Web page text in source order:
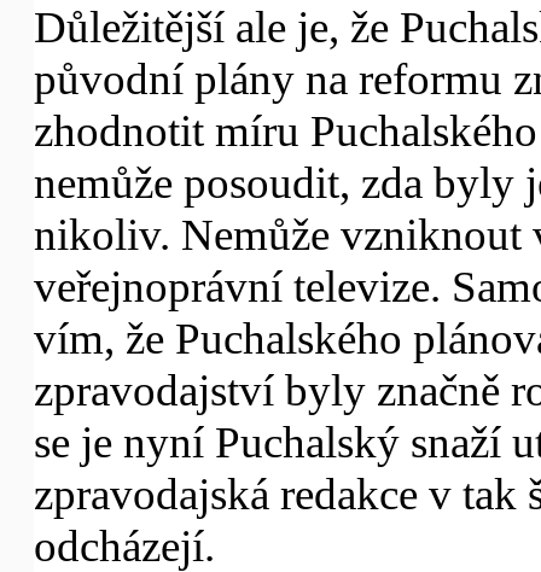
Důležitější ale je, že
původní plány na reformu
zhodnotit míru
nemůže posoudit, zda byly
nikoliv. Nemůže vzniknout
veřejnoprávní televize.
vím, že Puchalského
zpravodajství byly značně
se je nyní Puchalský snaží
zpravodajská redakce v
odcházejí.